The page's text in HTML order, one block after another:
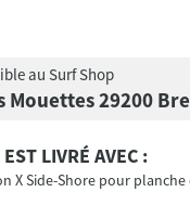
au Surf Shop
Mouettes 29200
LIVRÉ AVEC :
X Side-Shore pour planche